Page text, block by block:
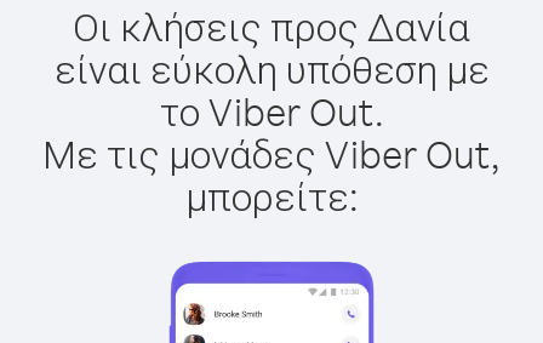
Οι κλήσεις προς Δανία
είναι εύκολη υπόθεση με
το Viber Out.
Με τις μονάδες Viber Out,
μπορείτε: